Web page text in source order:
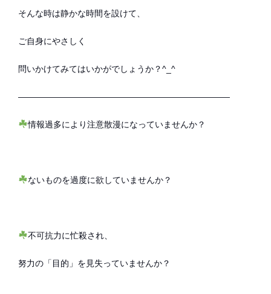
そんな時は静かな時間を設けて、
ご自身にやさしく
問いかけてみてはいかがでしょうか？^_^
—————————————————————————
情報過多により注意散漫になっていませんか？
ないものを過度に欲していませんか？
不可抗力に忙殺され、
努力の「目的」を見失っていませんか？